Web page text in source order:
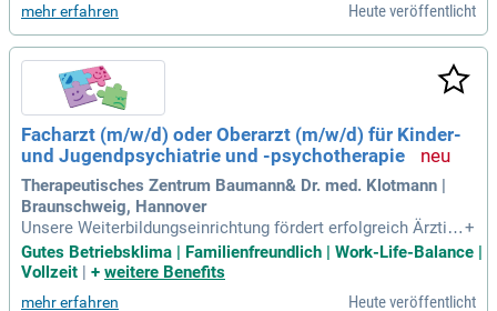
uro monatlich sowie bis zu 110 Euro pro Stunde als Vertret
ungsarzt. Wählen Sie zwischen flexiblen Arbeitsmodellen: u
nbefristete Festanstellung oder Einsätze als Honorararzt/H
onorarärztin. Genießen Sie abwechslungsreiche Einsätze in
renommierten Einrichtungen mit optimaler Work-Life-Balanc
e. Bei überregionalen Einsätzen stellen wir Ihnen eine koste
nlose Unterkunft zur Verfügung. Ihr persönlicher Berater unt
erstützt Sie jederzeit bei Fragen und Anliegen, damit Sie sic
h voll auf Ihre Patienten konzentrieren können.
mehr erfahren Heute veröffentlicht
Facharzt (m/w/d) oder Oberarzt (m/w/d) für Kinder-
und Jugendpsychiatrie und -psychotherapie
Therapeutisches Zentrum Baumann& Dr. med. Klotmann |
Braunschweig, Hannover
Unsere Weiterbildungseinrichtung fördert erfolgreich Ärztinn
en und Ärzte auf dem Weg zum Facharzt. Zudem bieten wir
umfassende Ausbildungsprogramme für Therapeutinnen un
+
Gutes Betriebsklima | Familienfreundlich | Work-Life-Balance |
Vollzeit | + weitere Benefits
mehr erfahren Heute veröffentlicht